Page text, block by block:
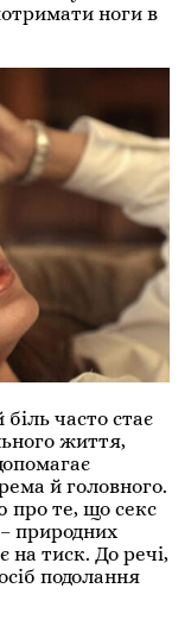
ноги в
часто стає
життя,
й головного.
про те, що секс
природних
тиск. До речі,
подолання